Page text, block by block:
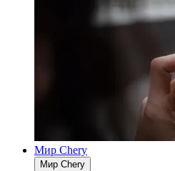
Мир Chery
Мир Chery